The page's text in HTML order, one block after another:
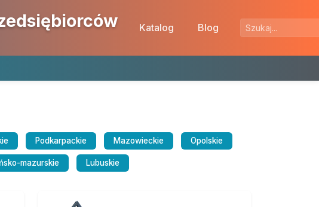
Katalog Blog
Podkarpackie Mazowieckie Opolskie
mazurskie Lubuskie